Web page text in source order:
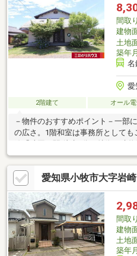
間取り
建物
土地
築年月
名
愛
2階建て オール
－物件のおすすめポイント－一部
の広さ。1階和室は事務所として
んだんに使用された注文住宅・オ
せやすいリビング階段・4箇所の
取り込む南向きバルコニー・玄関
様・季節の草花が楽しめる広々と
種による)▼周辺環境・スーパー「
690m)・小牧市立味岡小学校 徒歩6
愛知県小牧市大字岩
間取り
建物
土地
築年月